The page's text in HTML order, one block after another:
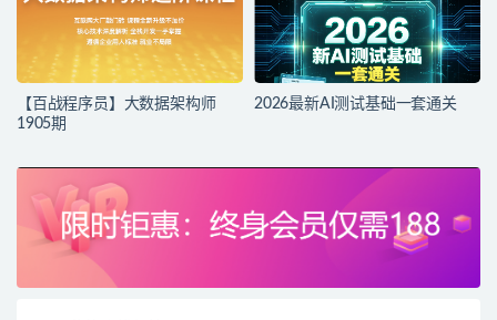
【百战程序员】大数据架构师
1905期
2026最新AI测试基础一套通关